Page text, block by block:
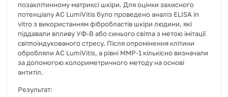
позаклітинному матриксі шкіри. Для оцінки захисного
потенціалу AC LumiVitis було проведено аналіз ELISA in
vitro з використанням фібробластів шкіри людини, які
піддавали впливу УФ-В або синього світла з метою імітації
світлоіндукованого стресу. Після опромінення клітини
обробляли AC LumiVitis, а рівні MMP-1 кількісно визначали
за допомогою колориметричного методу на основі
антитіл.
Результат: